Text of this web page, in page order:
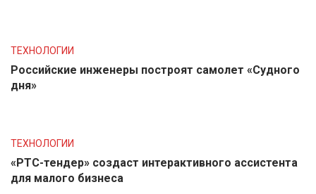
ТЕХНОЛОГИИ
Российские инженеры построят самолет «Судного
дня»
ТЕХНОЛОГИИ
«РТС-тендер» создаст интерактивного ассистента
для малого бизнеса